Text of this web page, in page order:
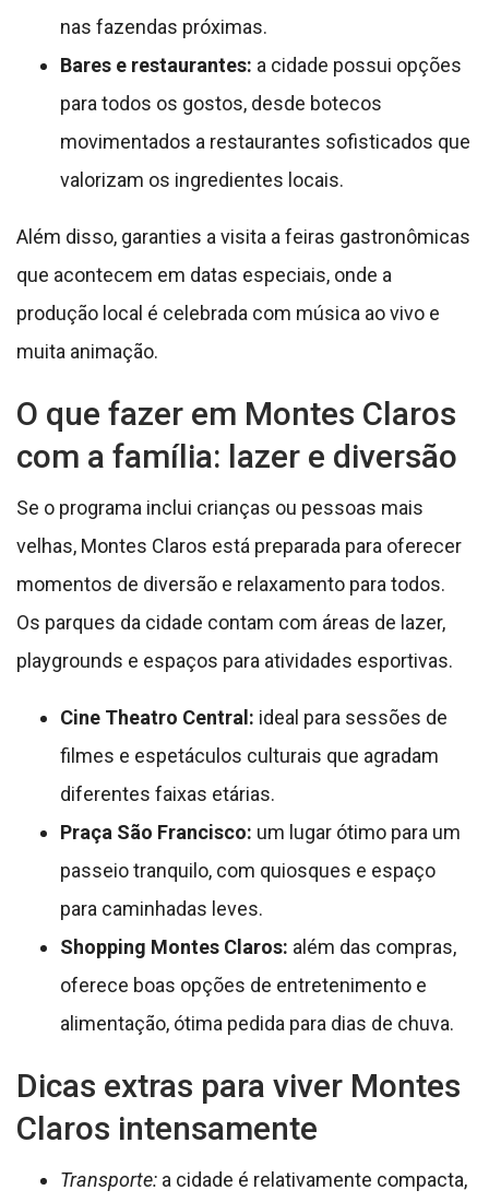
nas fazendas próximas.
Bares e restaurantes: a cidade possui opções
para todos os gostos, desde botecos
movimentados a restaurantes sofisticados que
valorizam os ingredientes locais.
Além disso, garanties a visita a feiras gastronômicas
que acontecem em datas especiais, onde a
produção local é celebrada com música ao vivo e
muita animação.
O que fazer em Montes Claros
com a família: lazer e diversão
Se o programa inclui crianças ou pessoas mais
velhas, Montes Claros está preparada para oferecer
momentos de diversão e relaxamento para todos.
Os parques da cidade contam com áreas de lazer,
playgrounds e espaços para atividades esportivas.
Cine Theatro Central: ideal para sessões de
filmes e espetáculos culturais que agradam
diferentes faixas etárias.
Praça São Francisco: um lugar ótimo para um
passeio tranquilo, com quiosques e espaço
para caminhadas leves.
Shopping Montes Claros: além das compras,
oferece boas opções de entretenimento e
alimentação, ótima pedida para dias de chuva.
Dicas extras para viver Montes
Claros intensamente
Transporte: a cidade é relativamente compacta,